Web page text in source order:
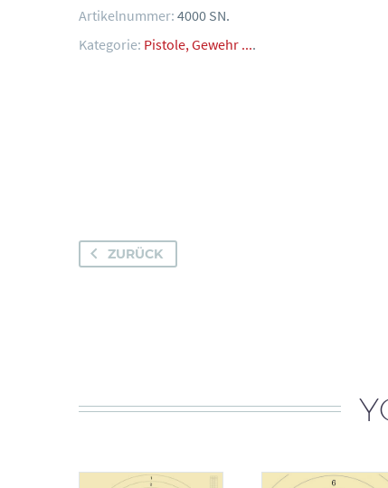
Artikelnummer: 4000 SN.
Kategorie: Pistole, Gewehr ....
ZURÜCK